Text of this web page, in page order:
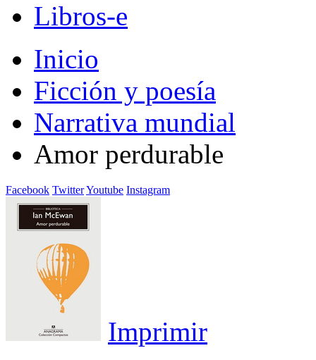
Libros-e
Inicio
Ficción y poesía
Narrativa mundial
Amor perdurable
Facebook TwitterYoutube Instagram
Imprimir